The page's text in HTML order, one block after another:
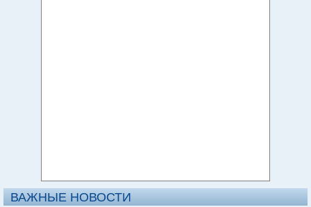
ВАЖНЫЕ НОВОСТИ